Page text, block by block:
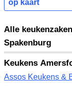
op kaart
Alle
Spakenburg
Keukens
Assos Keukens &